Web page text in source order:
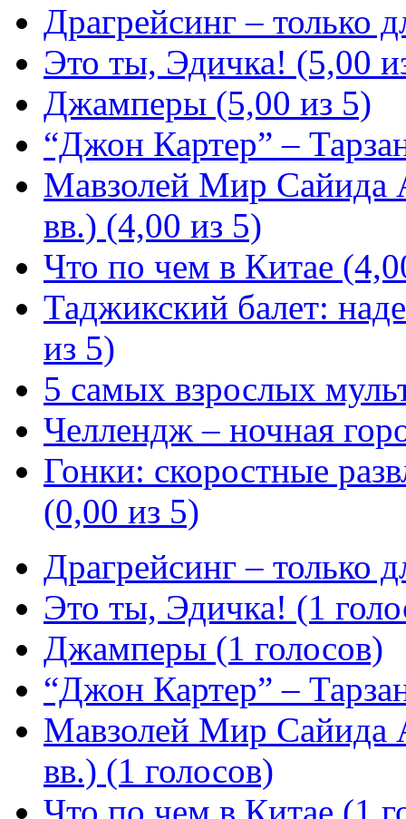
Драгрейсинг – только
Это ты, Эдичка! (5,00
Джамперы (5,00 из 5)
“Джон Картер” –
Мавзолей Мир
вв.) (4,00 из 5)
Что по чем в Китае
Таджикский балет:
из 5)
5 самых взрослых
Челлендж – ночная
Гонки: скоростные
(0,00 из 5)
Драгрейсинг – только
Это ты, Эдичка! (1
Джамперы (1 голосов)
“Джон Картер” –
Мавзолей Мир
вв.) (1 голосов)